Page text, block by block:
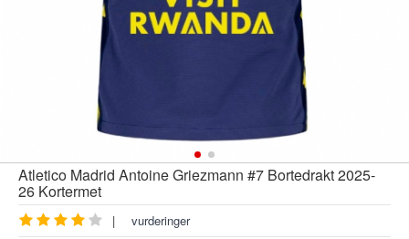
Atletico Madrid Antoine Griezmann #7 Bortedrakt 2025-
26 Kortermet
| vurderinger